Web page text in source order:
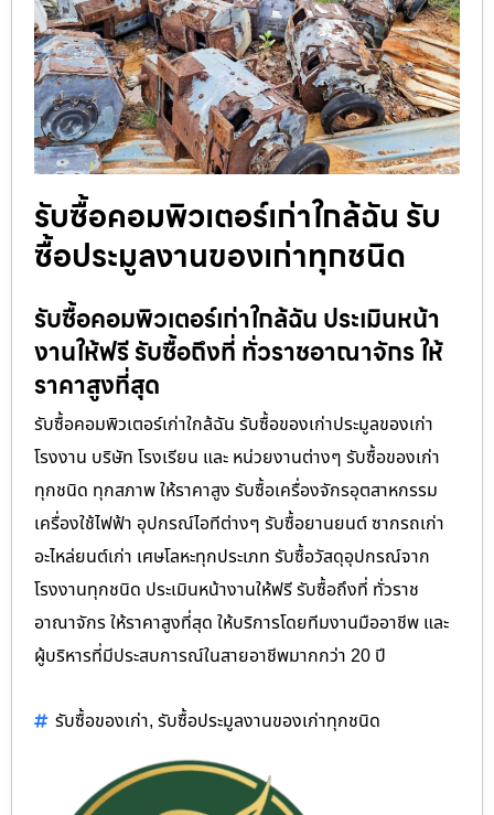
รับซื้อคอมพิวเตอร์เก่าใกล้ฉัน รับ
ซื้อประมูลงานของเก่าทุกชนิด
รับซื้อคอมพิวเตอร์เก่าใกล้ฉัน ประเมินหน้า
งานให้ฟรี รับซื้อถึงที่ ทั่วราชอาณาจักร ให้
ราคาสูงที่สุด
รับซื้อคอมพิวเตอร์เก่าใกล้ฉัน รับซื้อของเก่าประมูลของเก่า
โรงงาน บริษัท โรงเรียน และ หน่วยงานต่างๆ รับซื้อของเก่า
ทุกชนิด ทุกสภาพ ให้ราคาสูง รับซื้อเครื่องจักรอุตสาหกรรม
เครื่องใช้ไฟฟ้า อุปกรณ์ไอทีต่างๆ รับซื้อยานยนต์ ซากรถเก่า
อะไหล่ยนต์เก่า เศษโลหะทุกประเภท รับซื้อวัสดุอุปกรณ์จาก
โรงงานทุกชนิด ประเมินหน้างานให้ฟรี รับซื้อถึงที่ ทั่วราช
อาณาจักร ให้ราคาสูงที่สุด ให้บริการโดยทีมงานมืออาชีพ และ
ผู้บริหารที่มีประสบการณ์ในสายอาชีพมากกว่า 20 ปี
รับซื้อของเก่า, รับซื้อประมูลงานของเก่าทุกชนิด